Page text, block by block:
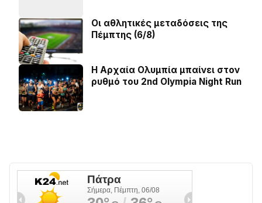
Οι αθλητικές μεταδόσεις της
Πέμπτης (6/8)
Η Αρχαία Ολυμπία μπαίνει στον
ρυθμό του 2nd Olympia Night Run